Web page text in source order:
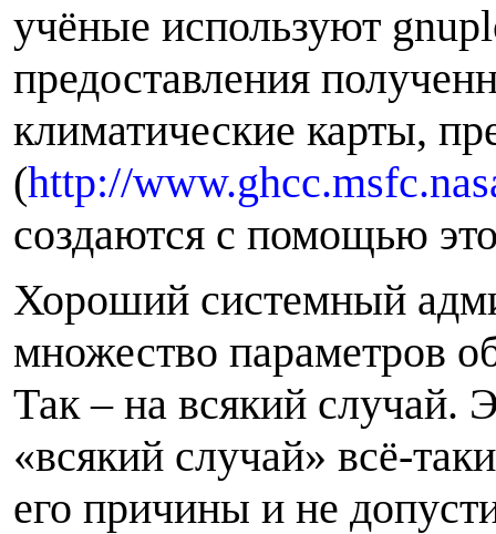
учёные используют
предоставления
климатические карты,
(http://
создаются с помощью
Хороший системный
множество параметров
Так – на всякий случай.
«всякий случай» всё-
его причины и не